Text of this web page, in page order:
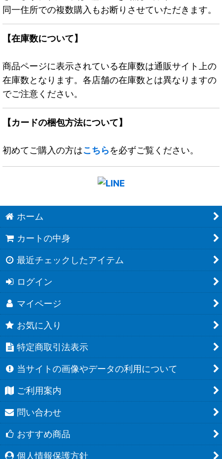
同一住所での複数購入もお断りさせていただきます。
【在庫数について】
商品ページに表示されている在庫数は通販サイト上の
在庫数となります。各店舗の在庫数とは異なりますの
でご注意ください。
【カードの梱包方法について】
初めてご購入の方はこちらを必ずご覧ください。
ホーム
カートの中身
最近チェックしたアイテム
ログイン
マイページ
お気に入り
特定商取引法表示
当サイトの画像やデータの利用について
ご利用案内
問い合わせ
おすすめ商品
個人情報保護方針